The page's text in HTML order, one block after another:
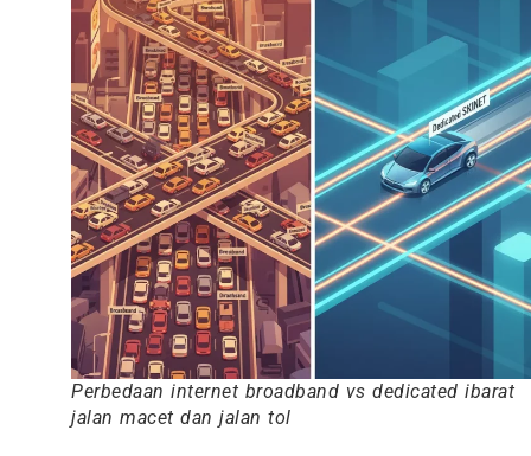
Perbedaan internet broadband vs dedicated ibarat
jalan macet dan jalan tol